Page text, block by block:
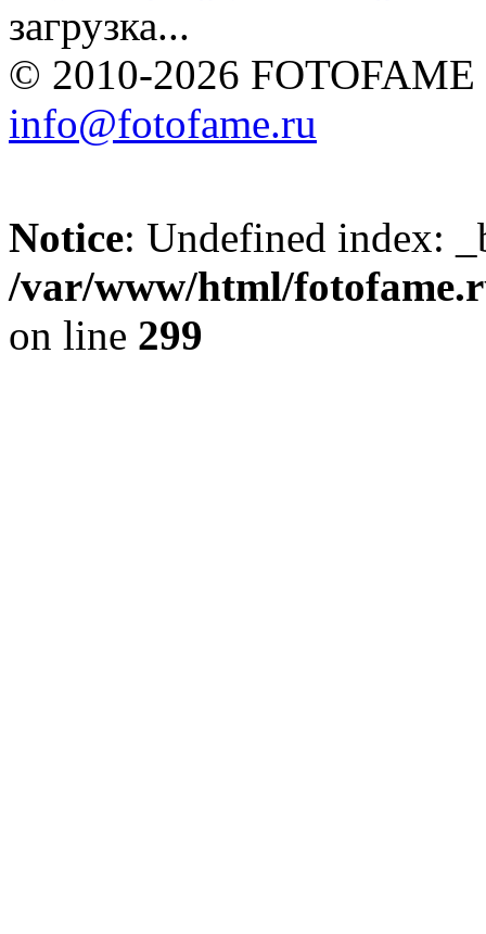
загрузка...
© 2010-2026 FOTOFAME
info@fotofame.ru
Notice: Undefined index:
/var/www/html/
on line 299